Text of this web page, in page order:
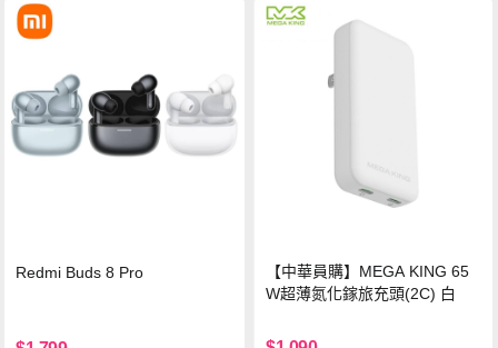
Redmi Buds 8 Pro
【中華員購】MEGA KING 65
W超薄氮化鎵旅充頭(2C) 白